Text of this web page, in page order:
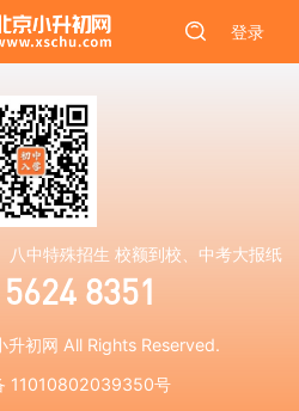
登录
八中特殊招生 校额到校、中考大报纸
5624 8351
升初网 All Rights Reserved.
11010802039350号